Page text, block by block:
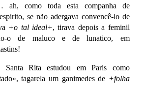
ah, como toda esta companha de
se não adergava convencê-lo de
+o tal ideal+, tirava depois a feminil
o de maluco e de lunatico, em
Santa Rita estudou em Paris como
tagarela um ganimedes de +folha